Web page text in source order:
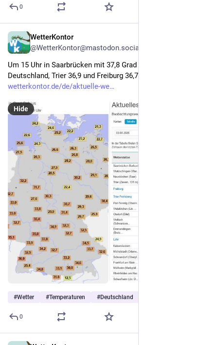
0
WetterKontor
@WetterKontor@mastodon.social
Um 15 Uhr in Saarbrücken mit 37,8 Grad am heißesten in
Deutschland, Trier 36,9 und Freiburg 36,7 Grad:
wetterkontor.de/de/aktuelle-we
Hide
#Wetter #Temperaturen #Deutschland
0